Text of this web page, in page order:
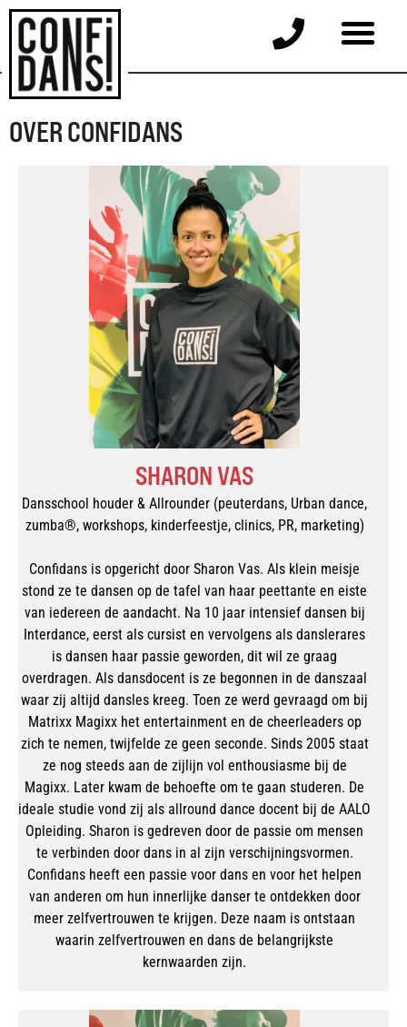
OVER CONFIDANS
SHARON VAS
Dansschool houder & Allrounder (peuterdans, Urban dance,
zumba®, workshops, kinderfeestje, clinics, PR, marketing)
Confidans is opgericht door Sharon Vas. Als klein meisje
stond ze te dansen op de tafel van haar peettante en eiste
van iedereen de aandacht. Na 10 jaar intensief dansen bij
Interdance, eerst als cursist en vervolgens als danslerares
is dansen haar passie geworden, dit wil ze graag
overdragen. Als dansdocent is ze begonnen in de danszaal
waar zij altijd dansles kreeg. Toen ze werd gevraagd om bij
Matrixx Magixx het entertainment en de cheerleaders op
zich te nemen, twijfelde ze geen seconde. Sinds 2005 staat
ze nog steeds aan de zijlijn vol enthousiasme bij de
Magixx. Later kwam de behoefte om te gaan studeren. De
ideale studie vond zij als allround dance docent bij de AALO
Opleiding. Sharon is gedreven door de passie om mensen
te verbinden door dans in al zijn verschijningsvormen.
Confidans heeft een passie voor dans en voor het helpen
van anderen om hun innerlijke danser te ontdekken door
meer zelfvertrouwen te krijgen. Deze naam is ontstaan
waarin zelfvertrouwen en dans de belangrijkste
kernwaarden zijn.